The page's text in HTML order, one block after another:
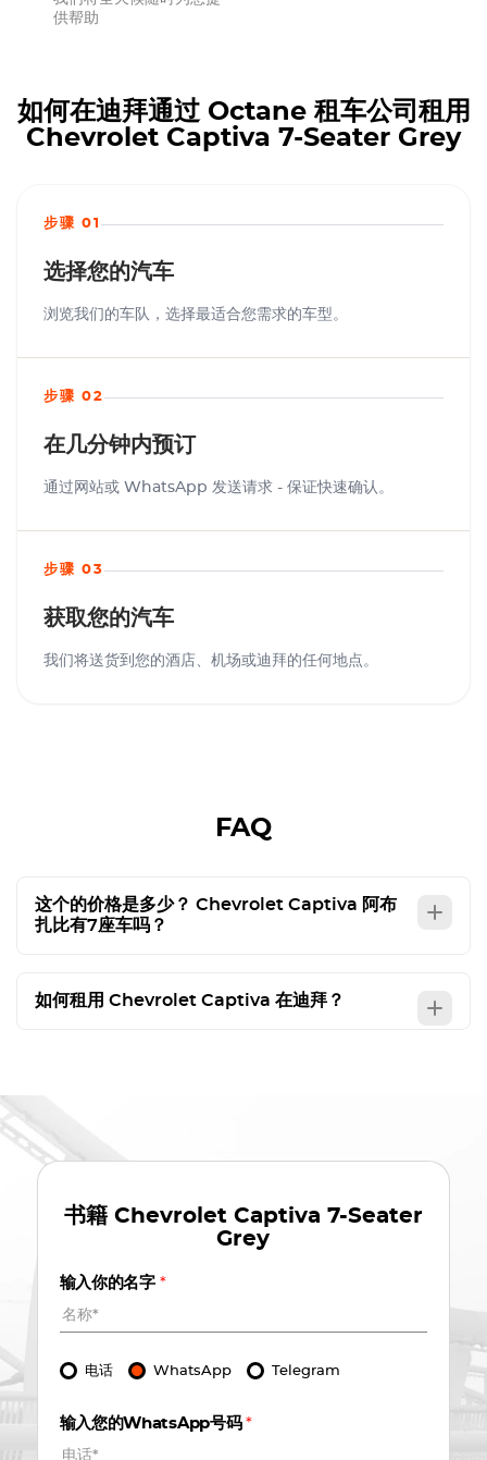
供帮助
如何在迪拜通过 Octane 租车公司租用
Chevrolet Captiva 7-Seater Grey
步骤 01
选择您的汽车
浏览我们的车队，选择最适合您需求的车型。
步骤 02
在几分钟内预订
通过网站或 WhatsApp 发送请求 - 保证快速确认。
步骤 03
获取您的汽车
我们将送货到您的酒店、机场或迪拜的任何地点。
FAQ
这个的价格是多少？ Chevrolet Captiva 阿布
扎比有7座车吗？
如何租用 Chevrolet Captiva 在迪拜？
书籍 Chevrolet Captiva 7-Seater
Grey
输入你的名字 *
电话 WhatsApp Telegram
输入您的WhatsApp号码*